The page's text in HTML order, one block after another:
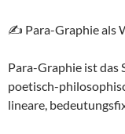
✍️ Para-Graphie als
Para-Graphie ist das
poetisch-
lineare,